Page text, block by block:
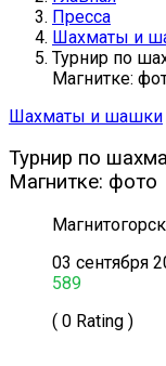
Пресса
Шахматы и
Турнир по
Магнитке:
Шахматы и шашки
Турнир по
Магнитке: фото
03 сентября
589
( 0 Rating )